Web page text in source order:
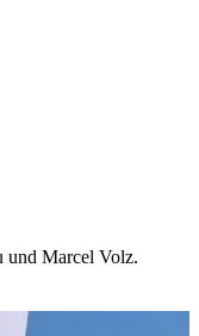
und Marcel Volz.